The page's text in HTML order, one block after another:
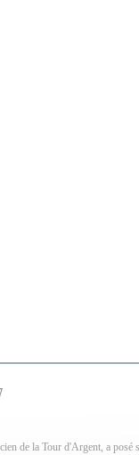
de la Tour d'Argent, a posé